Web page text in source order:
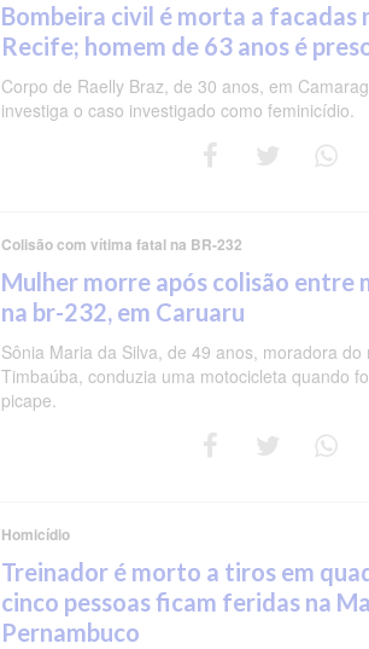
Bombeira civil é morta a facadas
Recife; homem de 63 anos é
Corpo de Raelly Braz, de 30 anos, em
investiga o caso investigado como feminicídio.
Colisão com vítima fatal na BR-232
Mulher morre após colisão entre
na br-232, em Caruaru
Sônia Maria da Silva, de 49 anos, moradora do
Timbaúba, conduzia uma motocicleta quando
picape.
Homicídio
Treinador é morto a tiros em
cinco pessoas ficam feridas na
Pernambuco